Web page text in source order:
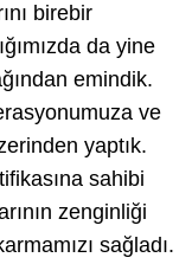
birebir
da yine
emindik.
ve
yaptık.
sahibi
zenginliği
sağladı.